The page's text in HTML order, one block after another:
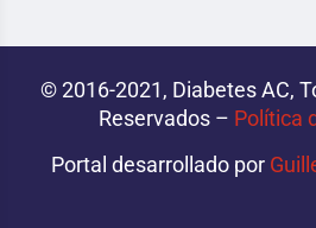
© 2016-2021, Diabetes AC,
Reservados – Política
Portal desarrollado por